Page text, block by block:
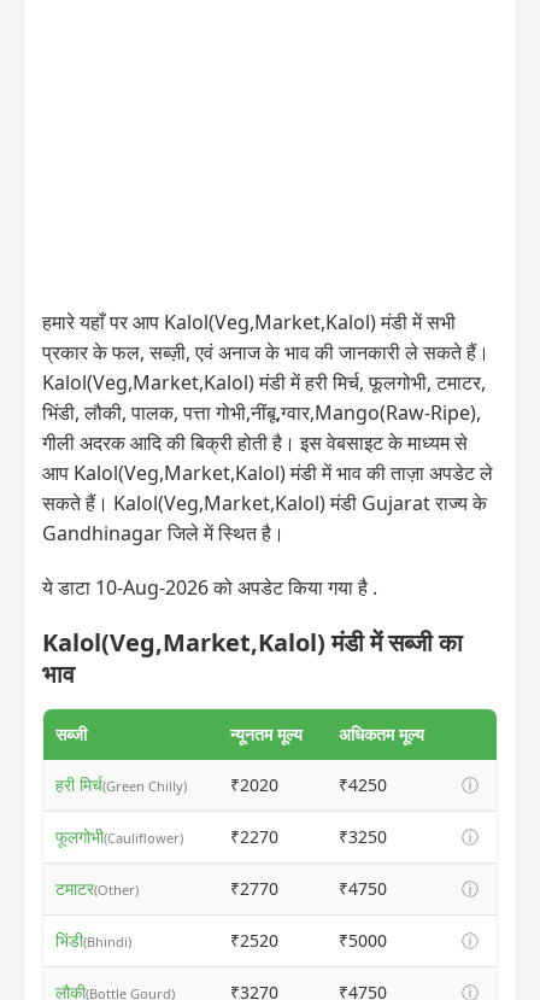
हमारे यहाँ पर आप Kalol(Veg,Market,Kalol) मंडी में सभी
प्रकार के फल, सब्ज़ी, एवं अनाज के भाव की जानकारी ले सकते हैं।
Kalol(Veg,Market,Kalol) मंडी में हरी मिर्च, फूलगोभी, टमाटर,
भिंडी, लौकी, पालक, पत्ता गोभी,नींबू,ग्वार,Mango(Raw-Ripe),
गीली अदरक आदि की बिक्री होती है। इस वेबसाइट के माध्यम से
आप Kalol(Veg,Market,Kalol) मंडी में भाव की ताज़ा अपडेट ले
सकते हैं। Kalol(Veg,Market,Kalol) मंडी Gujarat राज्य के
Gandhinagar जिले में स्थित है।
ये डाटा 10-Aug-2026 को अपडेट किया गया है .
Kalol(Veg,Market,Kalol) मंडी में सब्जी का
भाव
सब्जी न्यूनतम मूल्य अधिकतम मूल्य
हरी मिर्च(Green Chilly) ₹2020 ₹4250 ⓘ
फूलगोभी(Cauliflower) ₹2270 ₹3250 ⓘ
टमाटर(Other) ₹2770 ₹4750 ⓘ
भिंडी(Bhindi) ₹2520 ₹5000 ⓘ
लौकी(Bottle Gourd) ₹3270 ₹4750 ⓘ